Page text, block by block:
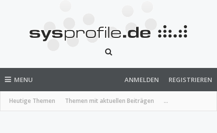
MENU
Heutige Themen Themen mit aktuellen Beiträgen ...
ANMELDEN REGISTRIEREN